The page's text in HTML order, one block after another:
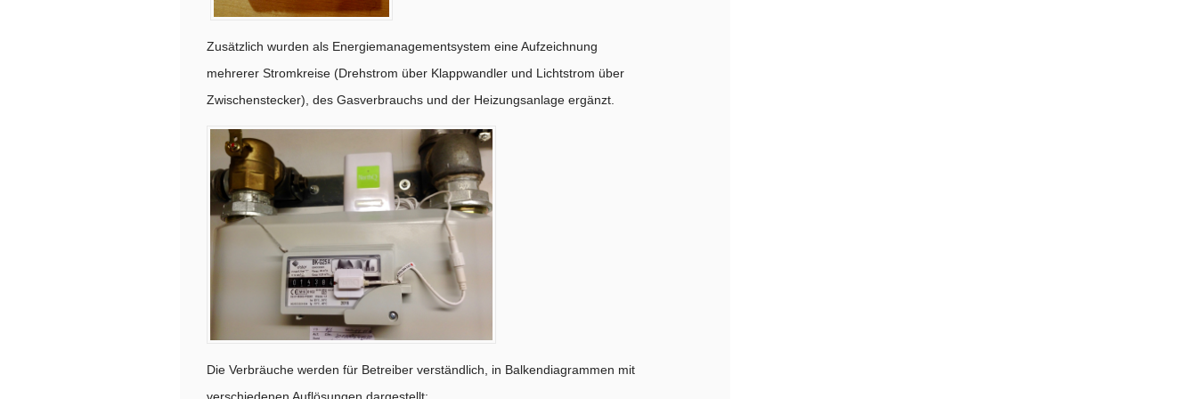
Zusätzlich wurden als Energiemanagementsystem eine Aufzeichnung
mehrerer Stromkreise (Drehstrom über Klappwandler und Lichtstrom über
Zwischenstecker), des Gasverbrauchs und der Heizungsanlage ergänzt.
Die Verbräuche werden für Betreiber verständlich, in Balkendiagrammen mit